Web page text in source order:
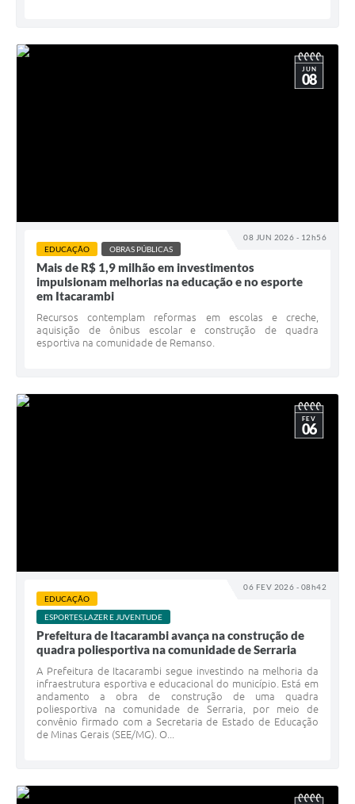
08 JUN 2026 - 12h56
JUN
08
EDUCAÇÃO OBRAS PÚBLICAS
Mais de R$ 1,9 milhão em investimentos
impulsionam melhorias na educação e no esporte
em Itacarambi
Recursos contemplam reformas em escolas e creche,
aquisição de ônibus escolar e construção de quadra
esportiva na comunidade de Remanso.
06 FEV 2026 - 08h42
FEV
06
EDUCAÇÃO
ESPORTES,LAZER E JUVENTUDE
Prefeitura de Itacarambi avança na construção de
quadra poliesportiva na comunidade de Serraria
A Prefeitura de Itacarambi segue investindo na melhoria da
infraestrutura esportiva e educacional do município. Está em
andamento a obra de construção de uma quadra
poliesportiva na comunidade de Serraria, por meio de
convênio firmado com a Secretaria de Estado de Educação
de Minas Gerais (SEE/MG). O...